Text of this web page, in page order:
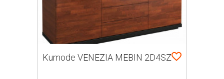
Kumode VENEZIA MEBIN 2D4SZ